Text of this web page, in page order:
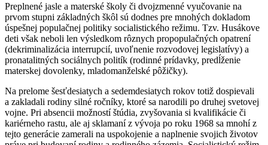
Preplnené jasle a materské školy či dvojzmenné vyučovanie na
prvom stupni základných škôl sú dodnes pre mnohých dokladom
úspešnej populačnej politiky socialistického režimu. Tzv. Husákove
deti však neboli len výsledkom rôznych propopulačných opatrení
(dekriminalizácia interrupcií, uvoľnenie rozvodovej legislatívy) a
pronatalitných sociálnych politík (rodinné prídavky, predĺženie
materskej dovolenky, mladomanželské pôžičky).
Na prelome šesťdesiatych a sedemdesiatych rokov totiž dospievali
a zakladali rodiny silné ročníky, ktoré sa narodili po druhej svetovej
vojne. Pri absencii možností štúdia, zvyšovania si kvalifikácie či
kariérneho rastu, ale aj sklamaní z vývoja po roku 1968 sa mnohí z
tejto generácie zamerali na uspokojenie a naplnenie svojich životov